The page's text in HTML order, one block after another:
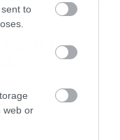
to
web or
από τους
γούστα. Αυτό
έχει ήδη
το έχεις
Faith No
στην